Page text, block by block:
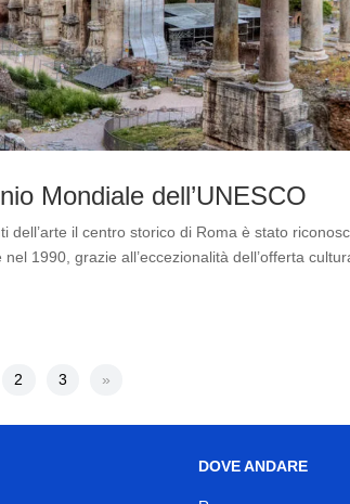
Mondiale dell’UNESCO
dell’arte il centro storico di Roma è stato
1990, grazie all’eccezionalità dell’offerta
2 3 »
DOVE ANDARE